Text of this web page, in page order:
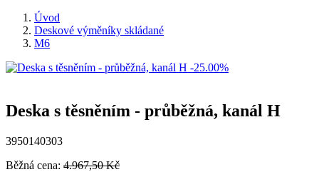
Úvod
Deskové výměníky skládané
M6
-25.00%
Deska s těsněním - průběžná, kanál H
3950140303
Běžná cena: 4.967,50 Kč